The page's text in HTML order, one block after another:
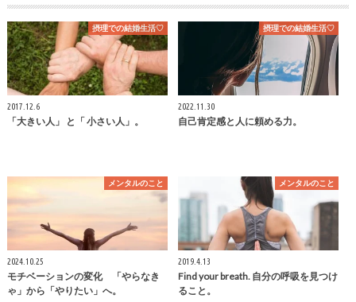
摂理での結婚生活♡
2017.12.6
「大きい人」 と「 小さい人」。
摂理での結婚生活♡
2022.11.30
自己肯定感と人に頼める力。
メンタルのこと
2024.10.25
モチベーションの変化 「やらなき
ゃ」から「やりたい」へ。
メンタルのこと
2019.4.13
Find your breath. 自分の呼吸を見つけ
ること。